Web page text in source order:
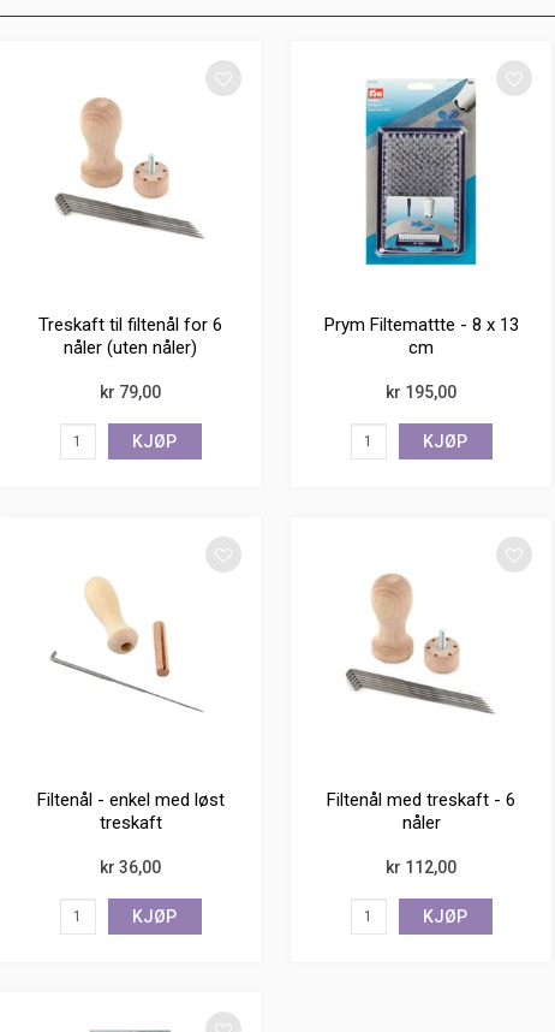
Treskaft til filtenål for 6
nåler (uten nåler)
kr 79,00
KJØP
Prym Filtemattte - 8 x 13
cm
kr 195,00
KJØP
Filtenål - enkel med løst
treskaft
kr 36,00
KJØP
Filtenål med treskaft - 6
nåler
kr 112,00
KJØP